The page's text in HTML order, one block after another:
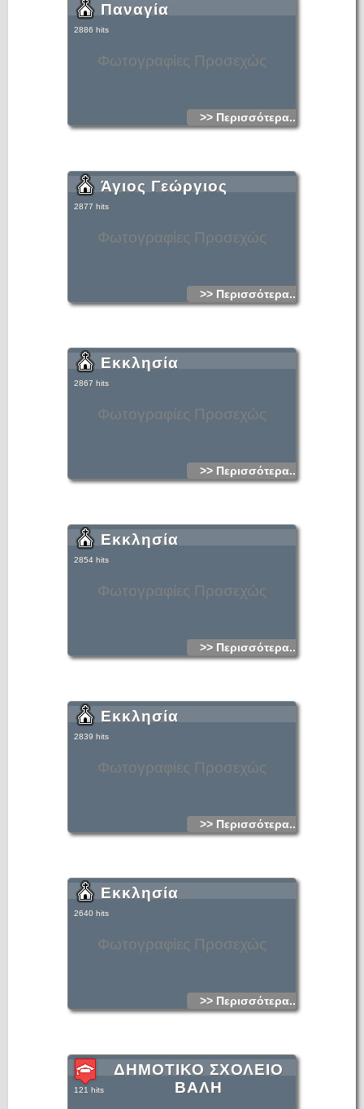
Φωτογραφίες Προσεχώς
Παναγία
2886 hits
>> Περισσότερα...
Φωτογραφίες Προσεχώς
Άγιος Γεώργιος
2877 hits
>> Περισσότερα...
Φωτογραφίες Προσεχώς
Εκκλησία
2867 hits
>> Περισσότερα...
Φωτογραφίες Προσεχώς
Εκκλησία
2854 hits
>> Περισσότερα...
Φωτογραφίες Προσεχώς
Εκκλησία
2839 hits
>> Περισσότερα...
Φωτογραφίες Προσεχώς
Εκκλησία
2640 hits
>> Περισσότερα...
ΔΗΜΟΤΙΚΟ ΣΧΟΛΕΙΟ
ΒΑΛΗ
121 hits